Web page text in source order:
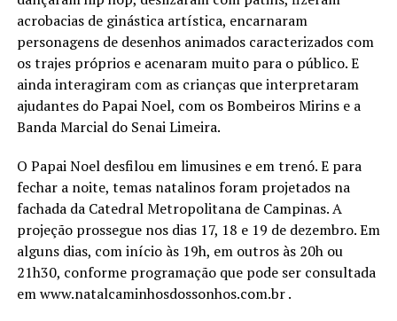
acrobacias de ginástica artística, encarnaram
personagens de desenhos animados caracterizados com
os trajes próprios e acenaram muito para o público. E
ainda interagiram com as crianças que interpretaram
ajudantes do Papai Noel, com os Bombeiros Mirins e a
Banda Marcial do Senai Limeira.
O Papai Noel desfilou em limusines e em trenó. E para
fechar a noite, temas natalinos foram projetados na
fachada da Catedral Metropolitana de Campinas. A
projeção prossegue nos dias 17, 18 e 19 de dezembro. Em
alguns dias, com início às 19h, em outros às 20h ou
21h30, conforme programação que pode ser consultada
em www.natalcaminhosdossonhos.com.br .